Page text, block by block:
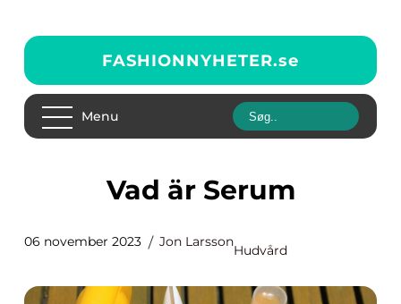
FASHIONNYHETER.se
Menu
Vad är Serum
06 november 2023 Jon Larsson
Hudvård